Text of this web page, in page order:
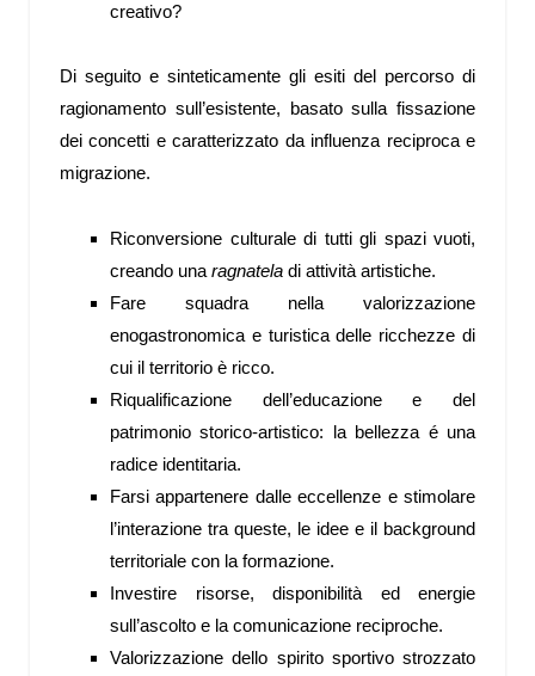
creativo?
Di seguito e sinteticamente gli esiti del percorso di
ragionamento sull’esistente, basato sulla fissazione
dei concetti e caratterizzato da influenza reciproca e
migrazione.
Riconversione culturale di tutti gli spazi vuoti,
creando una ragnatela di attività artistiche.
Fare squadra nella valorizzazione
enogastronomica e turistica delle ricchezze di
cui il territorio è ricco.
Riqualificazione dell’educazione e del
patrimonio storico-artistico: la bellezza é una
radice identitaria.
Farsi appartenere dalle eccellenze e stimolare
l’interazione tra queste, le idee e il background
territoriale con la formazione.
Investire risorse, disponibilità ed energie
sull’ascolto e la comunicazione reciproche.
Valorizzazione dello spirito sportivo strozzato